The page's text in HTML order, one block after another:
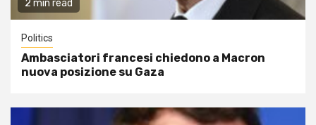
2 min read
Politics
Ambasciatori francesi chiedono a Macron
nuova posizione su Gaza